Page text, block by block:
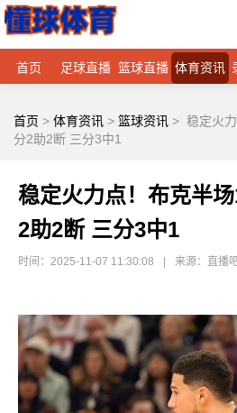
首页 足球直播 篮球直播 体育资讯
首页 > 体育资讯 > 篮球资讯 > 稳定火
分2助2断 三分3中1
稳定火力点！布克半
2助2断 三分3中1
时间：2025-11-07 11:30:08 来源：直播